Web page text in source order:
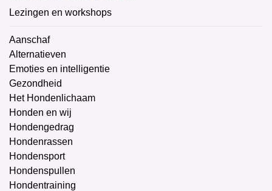
Lezingen en workshops
Aanschaf
Alternatieven
Emoties en intelligentie
Gezondheid
Het Hondenlichaam
Honden en wij
Hondengedrag
Hondenrassen
Hondensport
Hondenspullen
Hondentraining